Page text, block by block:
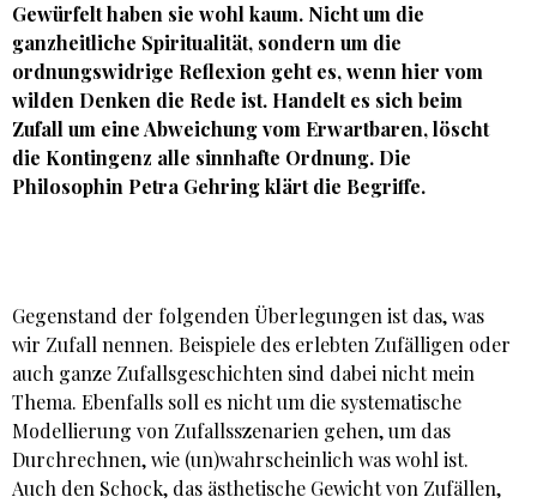
Gewürfelt haben sie wohl kaum. Nicht um die
ganzheitliche Spiritualität, sondern um die
ordnungswidrige Reflexion geht es, wenn hier vom
wilden Denken die Rede ist. Handelt es sich beim
Zufall um eine Abweichung vom Erwartbaren, löscht
die Kontingenz alle sinnhafte Ordnung. Die
Philosophin Petra Gehringklärt die Begriffe.
Gegenstand der folgenden Überlegungen ist das, was
wir Zufall nennen. Beispiele des erlebten Zufälligen oder
auch ganze Zufallsgeschichten sind dabei nicht mein
Thema. Ebenfalls soll es nicht um die systematische
Modellierung von Zufallsszenarien gehen, um das
Durchrechnen, wie (un)wahrscheinlich was wohl ist.
Auch den Schock, das ästhetische Gewicht von Zufällen,